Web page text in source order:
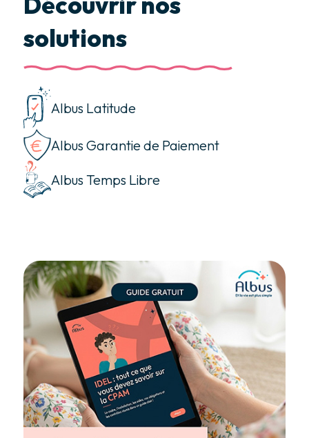
solutions
Albus Latitude
Albus Garantie de Paiement
Albus Temps Libre